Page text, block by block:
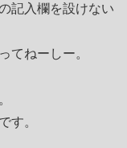
記入欄を設けない
てねーしー。
す。